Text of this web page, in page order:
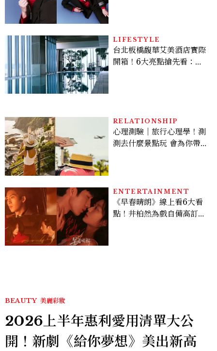
LIFESTYLE
台北板橋馥華艾美酒店實際
開箱！6大亮點搶先看：新
RELATIONSHIP
心理測驗｜旅行心理學！測
測去什麼景點玩 會為你帶來
ENTERTAINMENT
《早春晴朗》線上看6大看
點！井柏然為戲自備高訂，
BEAUTY 美麗彩妝
2026上半年惠利愛用清單大公
開！新劇《給你夢想》美出新高